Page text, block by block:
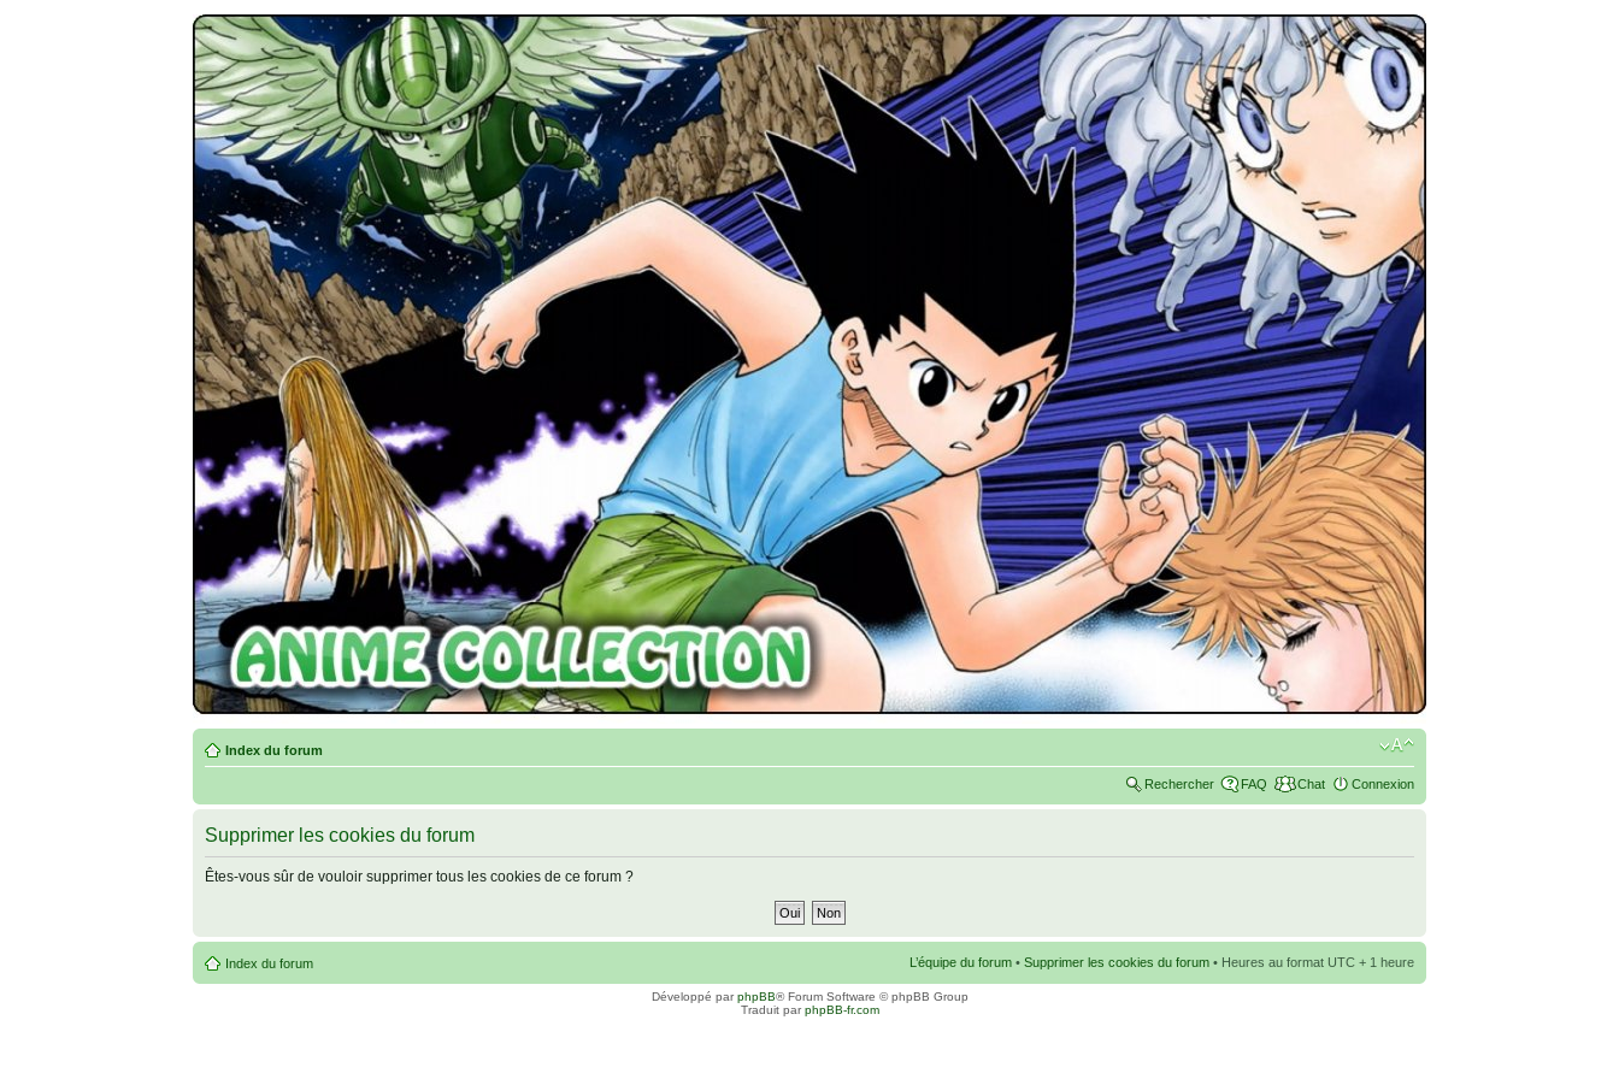
Index du forum
Rechercher FAQ Chat Connexion
Supprimer les cookies du forum
Êtes-vous sûr de vouloir supprimer tous les cookies de ce forum ?
Index du forum L’équipe du forum • Supprimer les cookies du forum • Heures au format UTC + 1 heure
Développé parphpBB® Forum Software © phpBB Group
Traduit parphpBB-fr.com